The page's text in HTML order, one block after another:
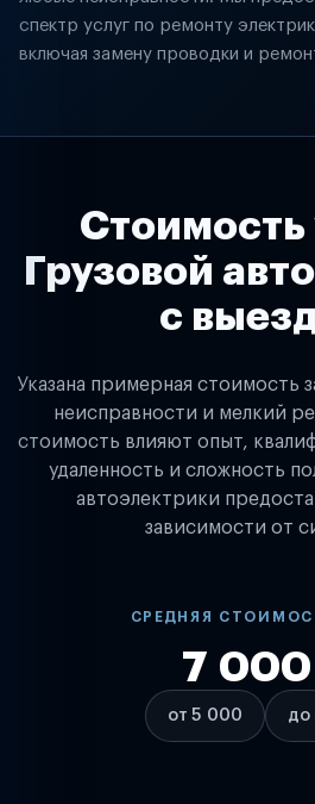
спектр услуг по ремонту
включая замену проводки и
Стоимость
Грузовой
с
Указана примерная стоимость
неисправности и мелкий
стоимость влияют опыт,
удаленность и сложность
автоэлектрики
зависимости от
СРЕДНЯЯ
от 5 000
7
до